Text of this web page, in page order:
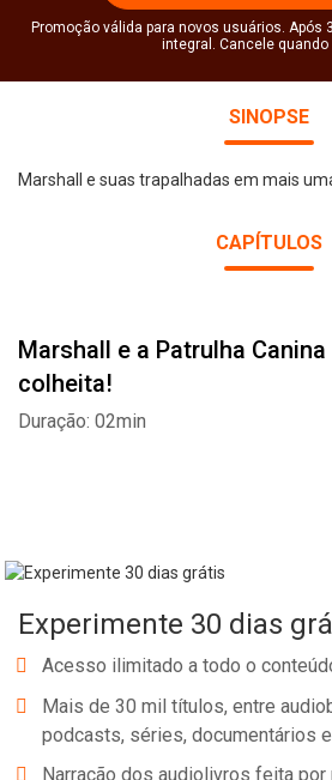
Promoção válida para novos usuários. Após
integral. Cancele quando
SINOPSE
Marshall e suas trapalhadas em mais
CAPÍTULOS
Marshall e a Patrulha Canina
colheita!
Duração: 02min
Experimente 30 dias
Acesso ilimitado a todo o
Mais de 30 mil títulos, entre
podcasts, séries, documentários
Narração dos audiolivros feita